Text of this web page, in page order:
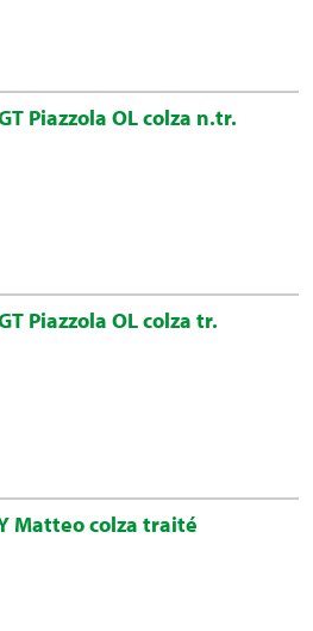
Piazzola OL colza n.tr.
Piazzola OL colza tr.
Matteo colza traité